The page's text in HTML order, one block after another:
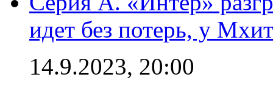
идет без потерь, у
14.9.2023, 20:00